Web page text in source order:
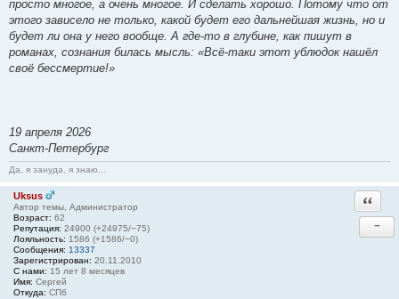
просто многое, а очень многое. И сделать хорошо. Потому что от
этого зависело не только, какой будет его дальнейшая жизнь, но и
будет ли она у него вообще. А где-то в глубине, как пишут в
романах, сознания билась мысль: «Всё-таки этот ублюдок нашёл
своё бессмертие!»
19 апреля 2026
Санкт-Петербург
Да, я зануда, я знаю...
Uksus
Автор темы, Администратор
Возраст: 62
Репутация: 24900 (+24975/−75)
Лояльность: 1586 (+1586/−0)
Сообщения: 13337
Зарегистрирован: 20.11.2010
С нами: 15 лет 8 месяцев
Имя: Сергей
Откуда: СПб
−